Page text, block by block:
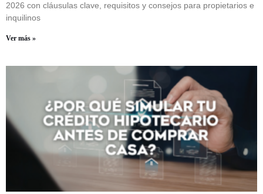
2026 con cláusulas clave, requisitos y consejos para propietarios e
inquilinos
Ver más »